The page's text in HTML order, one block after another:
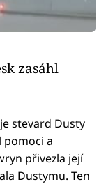
zasáhl
stevard Dusty
pomoci a
přivezla její
Dustymu. Ten